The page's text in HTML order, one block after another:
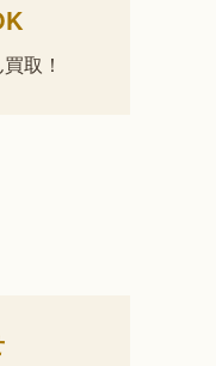
取！